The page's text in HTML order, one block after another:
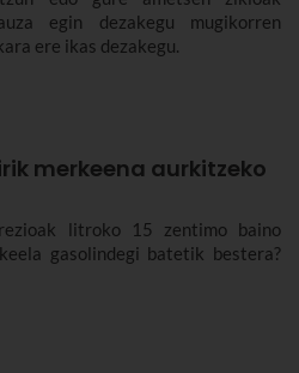
egin dezakegu mugikorren
Eta orain euskara ere ikas dezakegu.
merkeena aurkitzeko
litroko 15 zentimo baino
gasolindegi batetik bestera?